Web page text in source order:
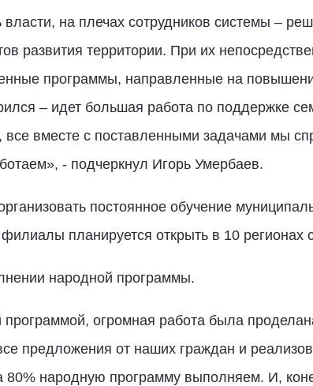
на плечах сотрудников системы –
развития территории. При их
программы, направленные на
– идет большая работа по поддержке
вместе с поставленными задачами мы
- подчеркнул Игорь Умербаев.
постоянное обучение
планируется открыть в 10 регионах
народной программы.
огромная работа была
предложения от наших граждан и
народную программу выполняем. И,